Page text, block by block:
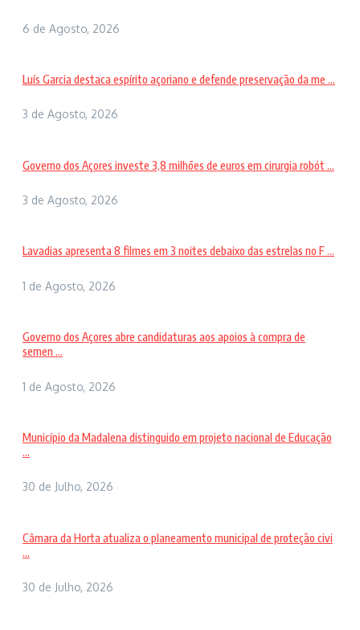
6 de Agosto, 2026
Luís Garcia destaca espírito açoriano e defende preservação da me ...
3 de Agosto, 2026
Governo dos Açores investe 3,8 milhões de euros em cirurgia robót ...
3 de Agosto, 2026
Lavadias apresenta 8 filmes em 3 noites debaixo das estrelas no F ...
1 de Agosto, 2026
Governo dos Açores abre candidaturas aos apoios à compra de
semen ...
1 de Agosto, 2026
Município da Madalena distinguido em projeto nacional de Educação
...
30 de Julho, 2026
Câmara da Horta atualiza o planeamento municipal de proteção civi
...
30 de Julho, 2026